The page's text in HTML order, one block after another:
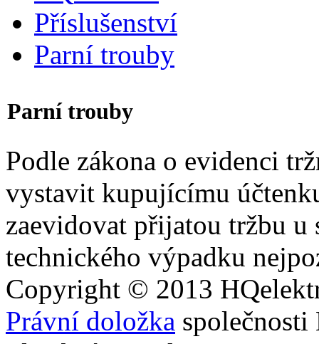
Příslušenství
Parní trouby
Parní trouby
Podle zákona o evidenci
vystavit kupujícímu
zaevidovat přijatou tržbu u
technického výpadku
Copyright © 2013 HQ
Právní doložka